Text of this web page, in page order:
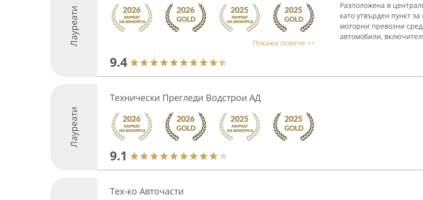
Лауреати Покажи повече >>
9.4
Разположена в
като утвърден пункт
моторни превозни
автомобили,
Лауреати
Технически Прегледи Водстрои АД
9.1
Тех-ко Авточасти